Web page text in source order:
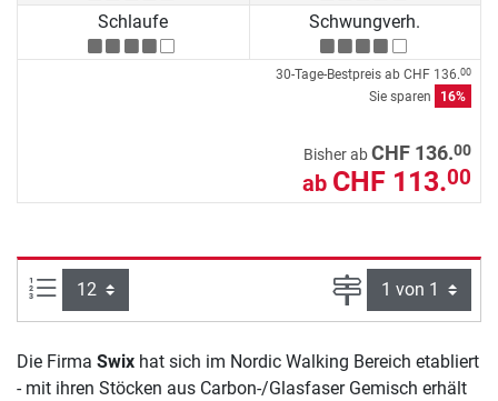
Schlaufe Schwungverh.
30-Tage-Bestpreis ab CHF 136.00
Sie sparen 16%
Bisher abCHF 136.00
ab CHF 113.00
Artikel pro Seite: Seite
Die Firma Swix hat sich im Nordic Walking Bereich etabliert
- mit ihren Stöcken aus Carbon-/Glasfaser Gemisch erhält